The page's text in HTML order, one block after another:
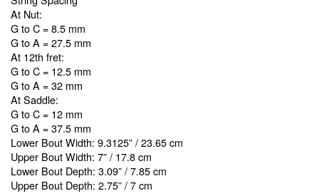
At Nut:
G to C = 8.5 mm
G to A = 27.5 mm
At 12th fret:
G to C = 12.5 mm
G to A = 32 mm
At Saddle:
G to C = 12 mm
G to A = 37.5 mm
Lower Bout Width: 9.3125” / 23.65 cm
Upper Bout Width: 7” / 17.8 cm
Lower Bout Depth: 3.09” / 7.85 cm
Upper Bout Depth: 2.75” / 7 cm